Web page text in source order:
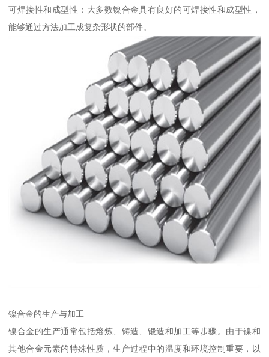
可焊接性和成型性：大多数镍合金具有良好的可焊接性和成型性，
能够通过方法加工成复杂形状的部件。
镍合金的生产与加工
镍合金的生产通常包括熔炼、铸造、锻造和加工等步骤。由于镍和
其他合金元素的特殊性质，生产过程中的温度和环境控制重要，以